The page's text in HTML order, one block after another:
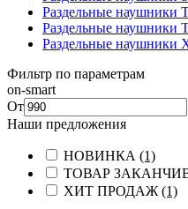
Раздельные наушники
Раздельные наушники
Раздельные наушники
Фильтр по параметрам
on-smart
От
Наши предложения
НОВИНКА (1)
ТОВАР
ХИТ ПРОДАЖ (1)